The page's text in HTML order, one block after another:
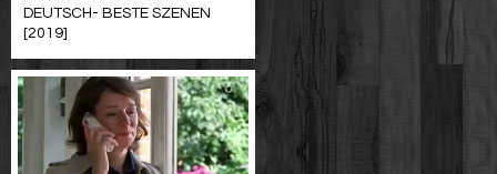
DEUTSCH- BESTE SZENEN
[2019]